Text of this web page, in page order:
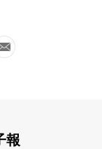
報